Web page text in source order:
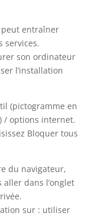
peut entraîner
services.
son ordinateur
l’installation
(pictogramme en
/ options internet.
Bloquer tous
du navigateur,
dans l’onglet
sur : utiliser